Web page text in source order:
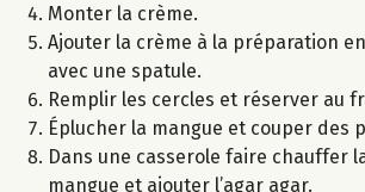
Monter la crème.
Ajouter la crème à la préparation
avec une spatule.
Remplir les cercles et réserver au
Éplucher la mangue et couper des
Dans une casserole faire chauffer
mangue et ajouter l’agar agar.